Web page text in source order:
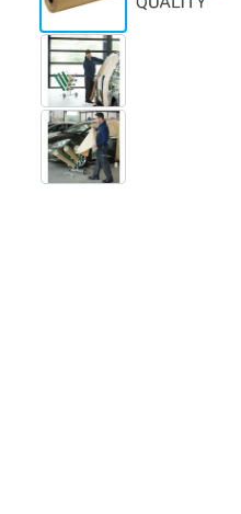
View larger image
View larger image